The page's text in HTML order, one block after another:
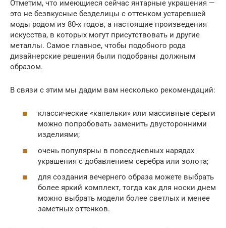
Отметим, что имеющиеся сейчас янтарные украшения —
это не безвкусные безделицы с оттенком устаревшей
моды родом из 80-х годов, а настоящие произведения
искусства, в которых могут присутствовать и другие
металлы. Самое главное, чтобы подобного рода
дизайнерские решения были подобраны должным
образом.
В связи с этим мы дадим вам несколько рекомендаций:
классические «капельки» или массивные серьги
можно попробовать заменить двусторонними
изделиями;
очень популярны в повседневных нарядах
украшения с добавлением серебра или золота;
для создания вечернего образа можете выбрать
более яркий комплект, тогда как для носки днем
можно выбрать модели более светлых и менее
заметных оттенков.